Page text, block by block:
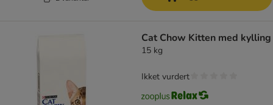
Cat Chow Kitten med kylling
15 kg
Ikket vurdert